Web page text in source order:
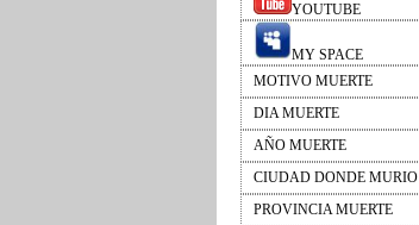
YOUTUBE
MY SPACE
MOTIVO MUERTE
DIA MUERTE
AÑO MUERTE
CIUDAD DONDE MURIO
PROVINCIA MUERTE